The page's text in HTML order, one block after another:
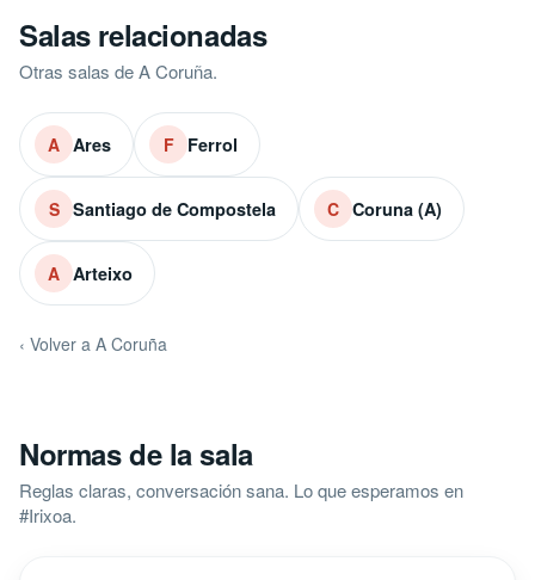
Salas relacionadas
Otras salas de A Coruña.
A Ares F Ferrol
S Santiago de Compostela C Coruna (A)
A Arteixo
‹ Volver a A Coruña
Normas de la sala
Reglas claras, conversación sana. Lo que esperamos en
#Irixoa.